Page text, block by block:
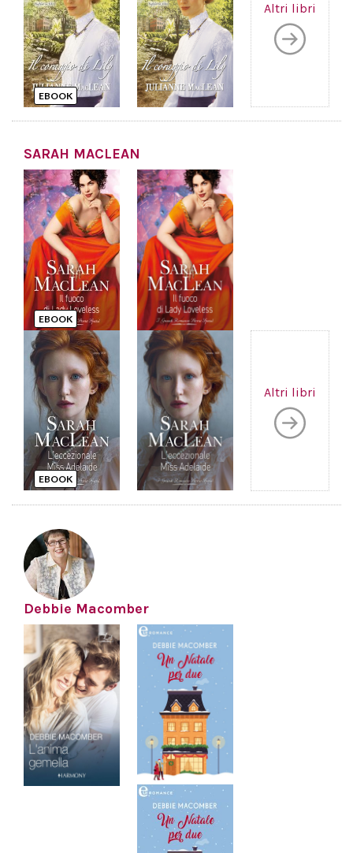
EBOOK
Altri libri
SARAH MACLEAN
EBOOK
EBOOK
Altri libri
Debbie Macomber